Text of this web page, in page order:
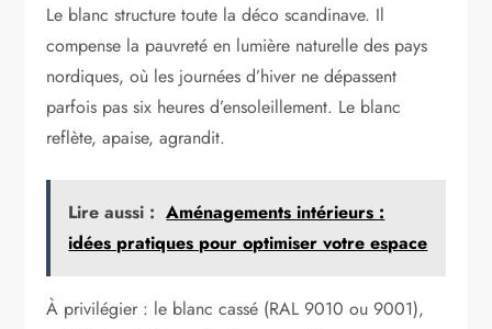
Le blanc structure toute la déco scandinave. Il
compense la pauvreté en lumière naturelle des pays
nordiques, où les journées d’hiver ne dépassent
parfois pas six heures d’ensoleillement. Le blanc
reflète, apaise, agrandit.
Lire aussi : Aménagements intérieurs :
idées pratiques pour optimiser votre espace
À privilégier : le blanc cassé (RAL 9010 ou 9001),